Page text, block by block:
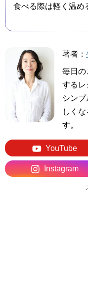
食べる際は軽く温め
著者：
毎日の
するレ
シン
しく
す。
YouTube
Instagram